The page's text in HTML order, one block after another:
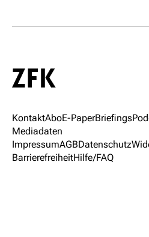
KontaktAboE-PaperBriefings
Mediadaten
ImpressumAGBDatenschutz
BarrierefreiheitHilfe/FAQ